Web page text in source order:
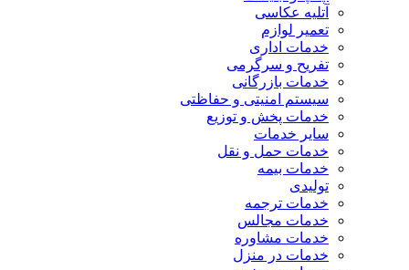
آتلیه عکاسی
تعمیر لوازم
خدمات اداری
تفریح و سرگرمی
خدمات بازرگانی
سیستم امنیتی و حفاظتی
خدمات پخش و توزیع
سایر خدمات
خدمات حمل و نقل
خدمات بیمه
تولیدی
خدمات ترجمه
خدمات مجالس
خدمات مشاوره
خدمات در منزل